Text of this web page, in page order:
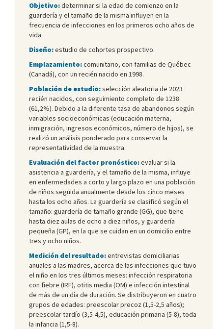
Objetivo:determinar si la edad de comienzo en la
guardería y el tamaño de la misma influyen en la
frecuencia de infecciones en los primeros ocho años de
vida.
Diseño:estudio de cohortes prospectivo.
Emplazamiento:comunitario, con familias de Québec
(Canadá), con un recién nacido en 1998.
Población de estudio:selección aleatoria de 2023
recién nacidos, con seguimiento completo de 1238
(61,2%). Debido a la diferente tasa de abandonos según
variables socioeconómicas (educación materna,
inmigración, ingresos económicos, número de hijos), se
realizó un análisis ponderado para conservar la
representatividad de la muestra.
Evaluación del factor pronóstico:evaluar si la
asistencia a guardería, y el tamaño de la misma, influye
en enfermedades a corto y largo plazo en una población
de niños seguida anualmente desde los cinco meses
hasta los ocho años. La guardería se clasificó según el
tamaño: guardería de tamaño grande (GG), que tiene
hasta diez aulas de ocho a diez niños, y guardería
pequeña (GP), en la que se cuidan en un domicilio entre
tres y ocho niños.
Medición del resultado:entrevistas domiciliarias
anuales a las madres, acerca de las infecciones que tuvo
el niño en los tres últimos meses: infección respiratoria
con fiebre (IRF), otitis media (OM) e infección intestinal
de más de un día de duración. Se distribuyeron en cuatro
grupos de edades: preescolar precoz (1,5-2,5 años);
preescolar tardío (3,5-4,5), educación primaria (5-8), toda
la infancia (1,5-8).